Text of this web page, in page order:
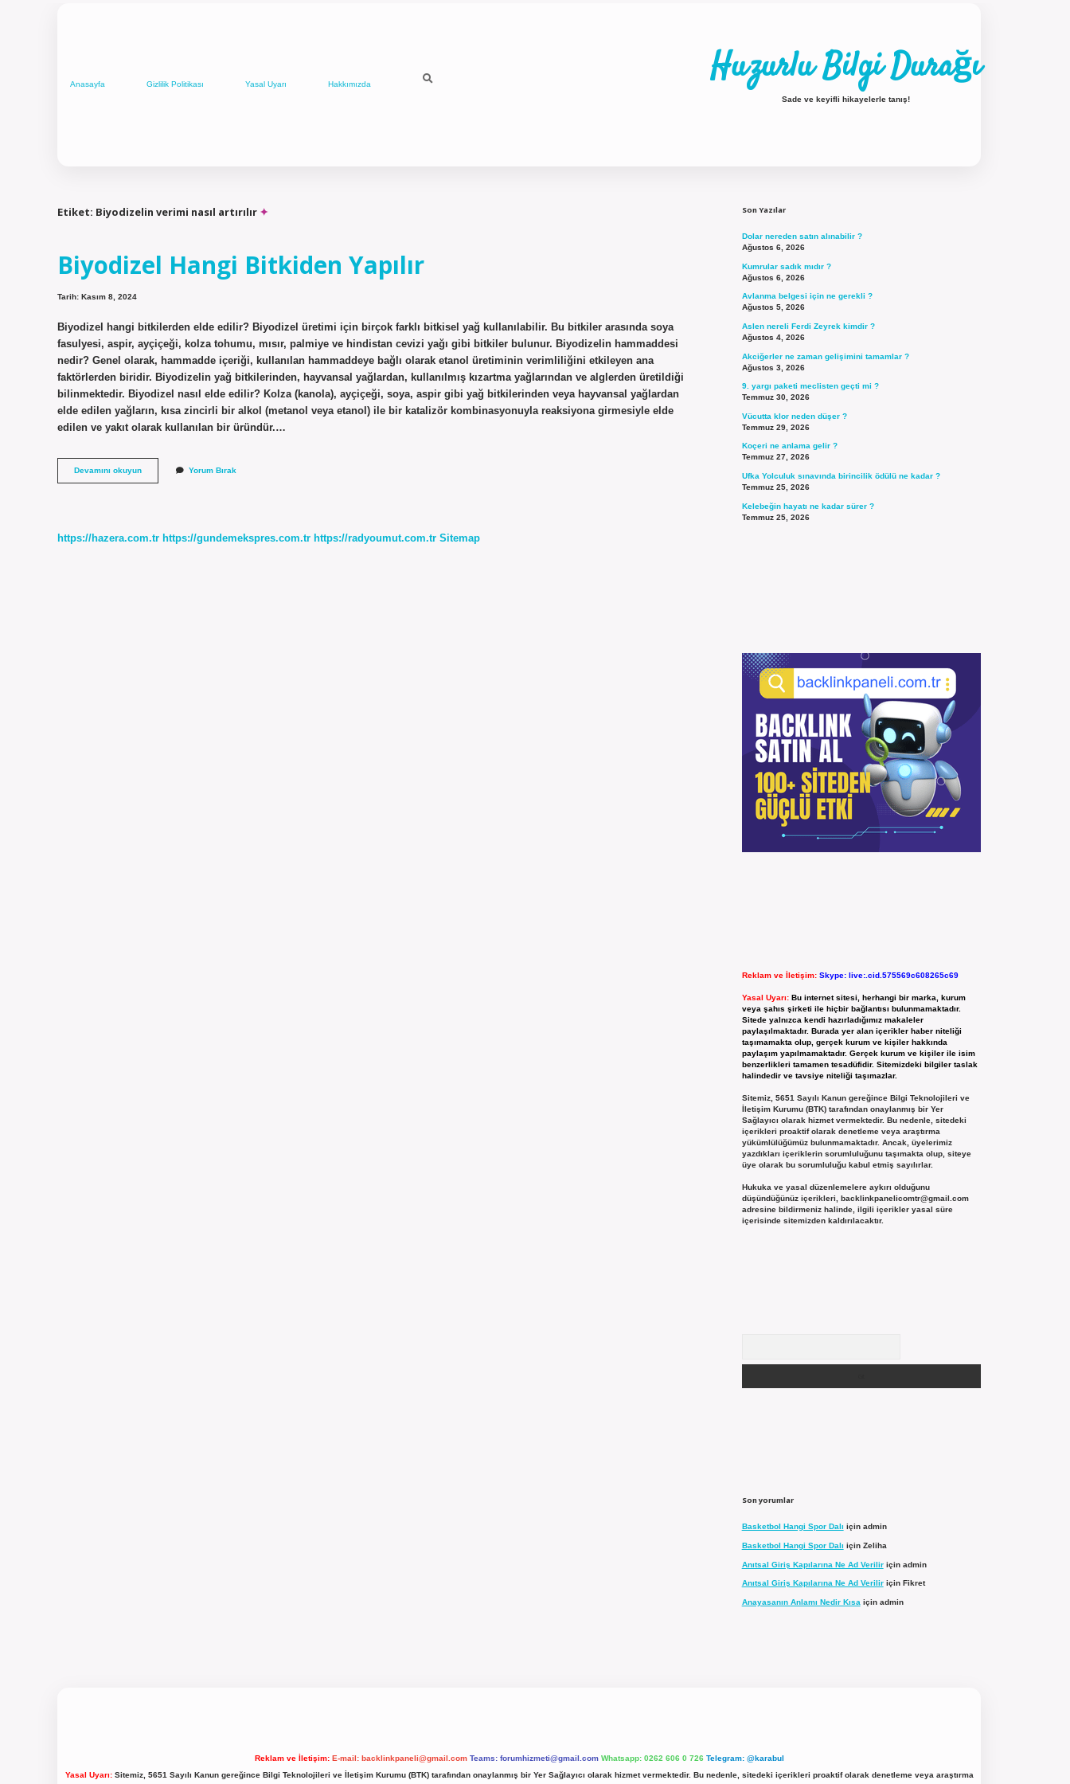
Anasayfa Gizlilik Politikası Yasal Uyarı Hakkımızda Huzurlu Bilgi Durağı
Sade ve keyifli hikayelerle tanış!
Etiket: Biyodizelin verimi nasıl artırılır
Biyodizel Hangi Bitkiden Yapılır
Tarih: Kasım 8, 2024
Biyodizel hangi bitkilerden elde edilir? Biyodizel üretimi için birçok farklı bitkisel yağ kullanılabilir. Bu bitkiler arasında soya
fasulyesi, aspir, ayçiçeği, kolza tohumu, mısır, palmiye ve hindistan cevizi yağı gibi bitkiler bulunur. Biyodizelin hammaddesi
nedir? Genel olarak, hammadde içeriği, kullanılan hammaddeye bağlı olarak etanol üretiminin verimliliğini etkileyen ana
faktörlerden biridir. Biyodizelin yağ bitkilerinden, hayvansal yağlardan, kullanılmış kızartma yağlarından ve alglerden üretildiği
bilinmektedir. Biyodizel nasıl elde edilir? Kolza (kanola), ayçiçeği, soya, aspir gibi yağ bitkilerinden veya hayvansal yağlardan
elde edilen yağların, kısa zincirli bir alkol (metanol veya etanol) ile bir katalizör kombinasyonuyla reaksiyona girmesiyle elde
edilen ve yakıt olarak kullanılan bir üründür.…
Devamını okuyunBiyodizel
Hangi
Yorum Bırak
https://hazera.com.tr https://gundemekspres.com.tr https://radyoumut.com.tr Sitemap
Son Yazılar
Dolar nereden satın alınabilir ?
Ağustos 6, 2026
Kumrular sadık mıdır ?
Ağustos 6, 2026
Avlanma belgesi için ne gerekli ?
Ağustos 5, 2026
Aslen nereli Ferdi Zeyrek kimdir ?
Ağustos 4, 2026
Akciğerler ne zaman gelişimini tamamlar ?
Ağustos 3, 2026
9. yargı paketi meclisten geçti mi ?
Temmuz 30, 2026
Vücutta klor neden düşer ?
Temmuz 29, 2026
Koçeri ne anlama gelir ?
Temmuz 27, 2026
Ufka Yolculuk sınavında birincilik ödülü ne kadar ?
Temmuz 25, 2026
Kelebeğin hayatı ne kadar sürer ?
Temmuz 25, 2026
Reklam ve İletişim: Skype: live:.cid.575569c608265c69
Yasal Uyarı: Bu internet sitesi, herhangi bir marka, kurum
veya şahıs şirketi ile hiçbir bağlantısı bulunmamaktadır.
Sitede yalnızca kendi hazırladığımız makaleler
paylaşılmaktadır. Burada yer alan içerikler haber niteliği
taşımamakta olup, gerçek kurum ve kişiler hakkında
paylaşım yapılmamaktadır. Gerçek kurum ve kişiler ile isim
benzerlikleri tamamen tesadüfidir. Sitemizdeki bilgiler taslak
halindedir ve tavsiye niteliği taşımazlar.
Sitemiz, 5651 Sayılı Kanun gereğince Bilgi Teknolojileri ve
İletişim Kurumu (BTK) tarafından onaylanmış bir Yer
Sağlayıcı olarak hizmet vermektedir. Bu nedenle, sitedeki
içerikleri proaktif olarak denetleme veya araştırma
yükümlülüğümüz bulunmamaktadır. Ancak, üyelerimiz
yazdıkları içeriklerin sorumluluğunu taşımakta olup, siteye
üye olarak bu sorumluluğu kabul etmiş sayılırlar.
Hukuka ve yasal düzenlemelere aykırı olduğunu
düşündüğünüz içerikleri, backlinkpanelicomtr@gmail.com
adresine bildirmeniz halinde, ilgili içerikler yasal süre
içerisinde sitemizden kaldırılacaktır.
Son yorumlar
Basketbol Hangi Spor Dalı için admin
Basketbol Hangi Spor Dalı için Zeliha
Anıtsal Giriş Kapılarına Ne Ad Veriliriçin admin
Anıtsal Giriş Kapılarına Ne Ad Veriliriçin Fikret
Anayasanın Anlamı Nedir Kısa için admin
Reklam ve İletişim: E-mail: backlinkpaneli@gmail.com Teams: forumhizmeti@gmail.com Whatsapp: 0262 606 0 726 Telegram: @karabul
Yasal Uyarı:Sitemiz, 5651 Sayılı Kanun gereğince Bilgi Teknolojileri ve İletişim Kurumu (BTK) tarafından onaylanmış bir Yer Sağlayıcı olarak hizmet vermektedir. Bu nedenle, sitedeki içerikleri proaktif olarak denetleme veya araştırma